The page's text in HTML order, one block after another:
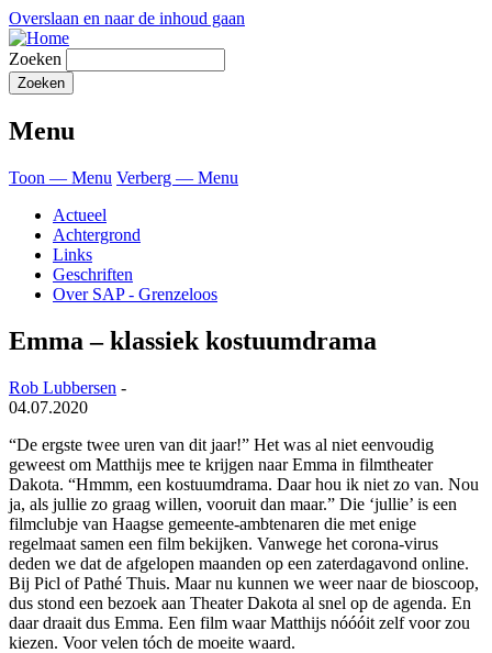
Overslaan en naar de inhoud gaan
Zoeken
Menu
Toon — Menu Verberg — Menu
Actueel
Achtergrond
Links
Geschriften
Over SAP - Grenzeloos
Emma – klassiek kostuumdrama
Rob Lubbersen -
04.07.2020
“De ergste twee uren van dit jaar!” Het was al niet eenvoudig
geweest om Matthijs mee te krijgen naar Emma in filmtheater
Dakota. “Hmmm, een kostuumdrama. Daar hou ik niet zo van. Nou
ja, als jullie zo graag willen, vooruit dan maar.” Die ‘jullie’ is een
filmclubje van Haagse gemeente-ambtenaren die met enige
regelmaat samen een film bekijken. Vanwege het corona-virus
deden we dat de afgelopen maanden op een zaterdagavond online.
Bij Picl of Pathé Thuis. Maar nu kunnen we weer naar de bioscoop,
dus stond een bezoek aan Theater Dakota al snel op de agenda. En
daar draait dus Emma. Een film waar Matthijs nóóóit zelf voor zou
kiezen. Voor velen tóch de moeite waard.